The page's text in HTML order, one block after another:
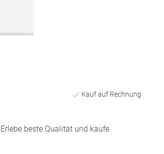
Kauf auf Rechnung
beste Qualität und kaufe